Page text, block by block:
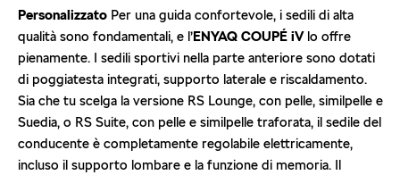
Personalizzato Per una guida confortevole, i sedili di alta
qualità sono fondamentali, e l’ENYAQ COUPÉ iVlo offre
pienamente. I sedili sportivi nella parte anteriore sono dotati
di poggiatesta integrati, supporto laterale e riscaldamento.
Sia che tu scelga la versione RS Lounge, con pelle, similpelle e
Suedia, o RS Suite, con pelle e similpelle traforata, il sedile del
conducente è completamente regolabile elettricamente,
incluso il supporto lombare e la funzione di memoria. Il